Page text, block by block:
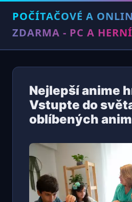
POČÍTAČOVÉ A
ZDARMA - PC A
Nejlepší anime
Vstupte do
oblíbených